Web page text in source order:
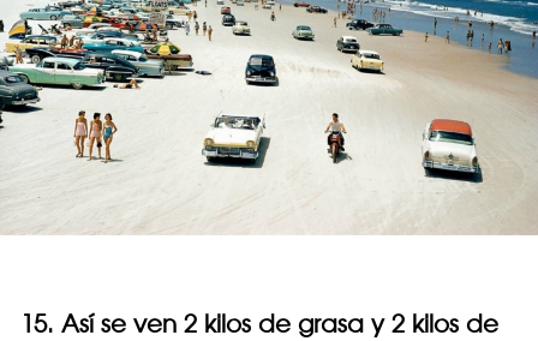
15. Así se ven 2 kilos de grasa y 2 kilos de